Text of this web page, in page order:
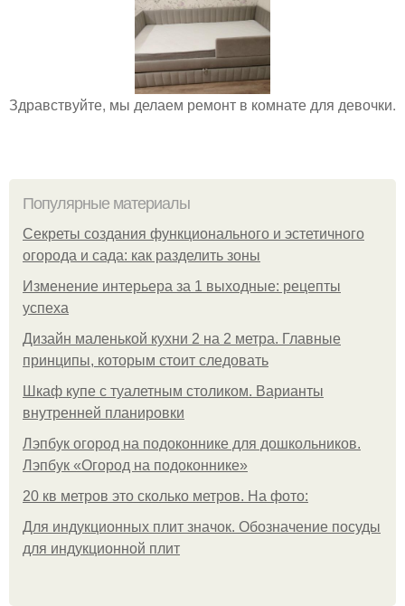
Здравствуйте, мы делаем ремонт в комнате для девочки.
Популярные материалы
Секреты создания функционального и эстетичного
огорода и сада: как разделить зоны
Изменение интерьера за 1 выходные: рецепты
успеха
Дизайн маленькой кухни 2 на 2 метра. Главные
принципы, которым стоит следовать
Шкаф купе с туалетным столиком. Варианты
внутренней планировки
Лэпбук огород на подоконнике для дошкольников.
Лэпбук «Огород на подоконнике»
20 кв метров это сколько метров. На фото:
Для индукционных плит значок. Обозначение посуды
для индукционной плит